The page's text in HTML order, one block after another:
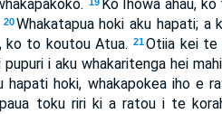
Ko Ihowa ahau,
20Whakatapua hoki aku hapati; a
ko to koutou Atua. 21Otiia kei te
i aku whakaritenga hei
hoki, whakapokea iho e
toku riri ki a ratou i te